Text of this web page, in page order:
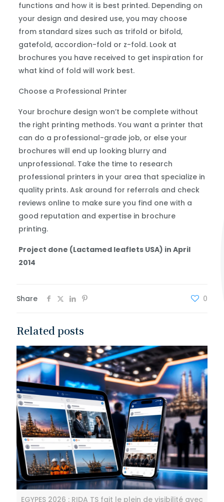
functions and how it is best printed. Depending on
your design and desired use, you may choose
from standard sizes such as trifold or bifold,
gatefold, accordion-fold or z-fold. Look at
brochures you have received to get inspiration for
what kind of fold will work best.
Choose a Professional Printer
Your brochure design won’t be complete without
the right printing methods. You want a printer that
can do a professional-grade job, or else your
brochures will end up looking blurry and
unprofessional. Take the time to research
professional printers in your area that specialize in
quality prints. Ask around for referrals and check
reviews online to make sure you find one with a
good reputation and expertise in brochure
printing.
Project done (Lactamed leaflets USA) in April
2014
Share 0
Related posts
EGYPES 2026 : RIDA TS fait le plein de visibilité avec